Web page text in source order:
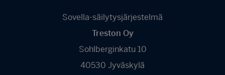
Sovella-säilytysjärjestelmä
Treston Oy
Sohlberginkatu 10
40530 Jyväskylä